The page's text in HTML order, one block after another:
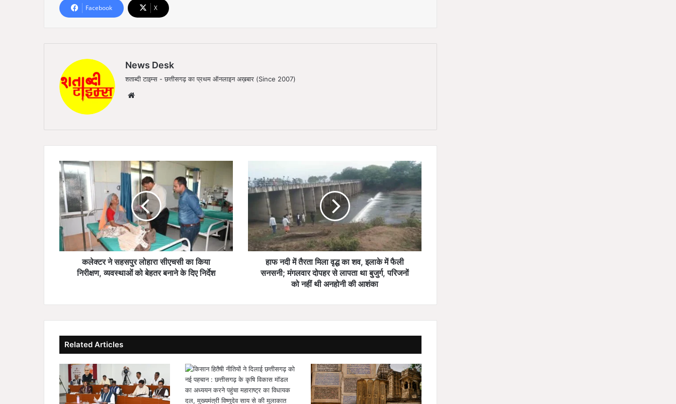
Facebook X
News Desk
शताब्दी टाइम्स - छत्तीसगढ़ का प्रथम ऑनलाइन अख़बार (Since 2007)
क
ले
क्ट
र
ने
स
ह
स
पु
सी
सी
का
कि
या
नि
री
क्ष
कलेक्टर ने सहसपुर लोहारा सीएचसी का किया
निरीक्षण, व्यवस्थाओं को बेहतर बनाने के दिए निर्देश
फ
न
र
ता
मि
श
इ
के
में
फै
ली
स
हाफ नदी में तैरता मिला वृद्ध का शव, इलाके में फैली
सनसनी; मंगलवार दोपहर से लापता था बुजुर्ग, परिजनों
को नहीं थी अनहोनी की आशंका
Related Articles